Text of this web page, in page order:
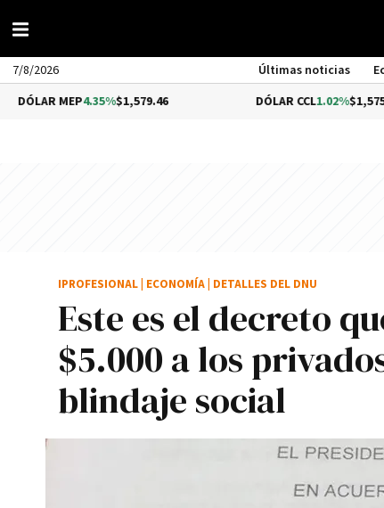
7/8/2026 Últimas noticias
MEP4.35%$1,579.46 DÓLAR CCL1.02%$1,575.53
Este es el decreto
$5.000 a los
blindaje social
IPROFESIONAL ECONOMÍA DETALLES DEL DNU